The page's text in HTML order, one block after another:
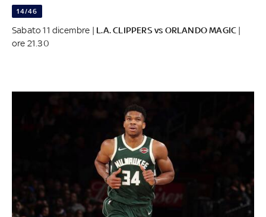
14/46
Sabato 11 dicembre | L.A. CLIPPERS vs ORLANDO MAGIC |
ore 21.30